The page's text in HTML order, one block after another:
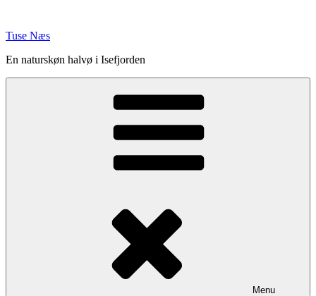
indhold
Tuse Næs
En naturskøn halvø i Isefjorden
Menu